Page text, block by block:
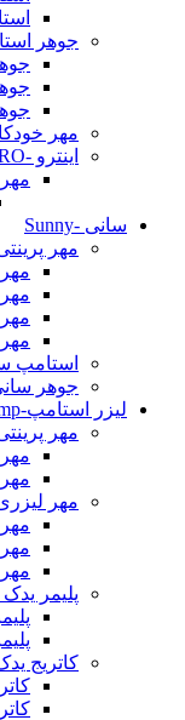
جوهر
مهر
اینترو -INTRO
مهر
سانی -Sunny
مهر
استامپ
جوهر
لیزر استامپ-Leizer Stamp
مهر
مهر
پلیمر
کاتریج